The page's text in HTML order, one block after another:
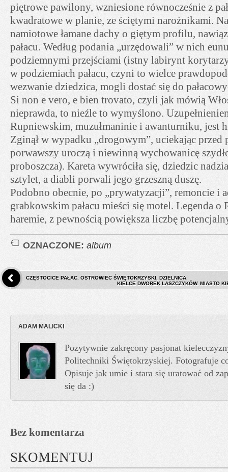
piętrowe pawilony, wzniesione równocześnie z
kwadratowe w planie, ze ściętymi narożnikami.
namiotowe łamane dachy o giętym profilu,
pałacu. Według podania „urzędowali” w nich
podziemnymi przejściami (istny labirynt
w podziemiach pałacu, czyni to wielce
wezwanie dziedzica, mogli dostać się do
Si non e vero, e bien trovato, czyli jak mówią
nieprawda, to nieźle to wymyślono.
Rupniewskim, muzułmaninie i awanturniku, jest
Zginął w wypadku „drogowym”, uciekając przed
porwawszy uroczą i niewinną wychowanicę
proboszcza). Kareta wywróciła się, dziedzic
sztylet, a diabli porwali jego grzeszną duszę.
Podobno obecnie, po „prywatyzacji”, remoncie i
grabkowskim pałacu mieści się motel. Legenda
haremie, z pewnością powiększa liczbę
OZNACZONE: album
CZĘSTOCICE PAŁAC. OSTROWIEC ŚWIĘTOKRZYSKI, DZIELNICA.
KIELCE DWOREK LASZCZYKÓW. MIASTO
ADAM MALICKI
Pozytywnie zakręcony pasjonat
Politechniki Świętokrzyskiej. Fotografuje
Opisuje jak umie i stara się uratować od
się da :)
Bez komentarza
SKOMENTUJ